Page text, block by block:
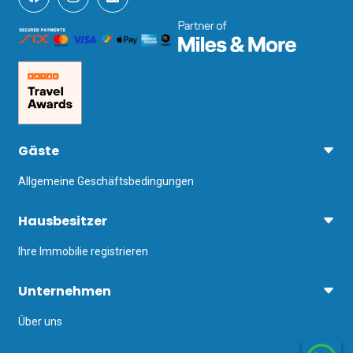
Der nächstgelegene internationale
Flughafen ist Genua Cristoforo
Colombo (GOA), etwa 30 Autominuten
von der Unterkunft entfernt, und der
Bahnhof von Bogliasco ist in 4 Minuten
zu Fuß erreichbar.
Gäste
Allgemeine Geschäftsbedingungen
Hausbesitzer
Ihre Immobilie registrieren
Unternehmen
Über uns